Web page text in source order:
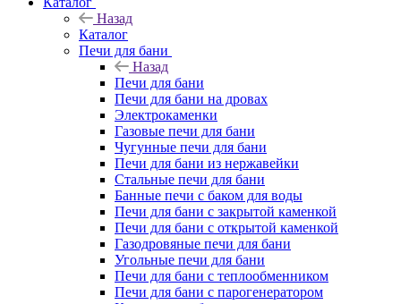
Назад
Каталог
Печи для бани
Назад
Печи для бани
Печи для бани на дровах
Электрокаменки
Газовые печи для бани
Чугунные печи для бани
Печи для бани из нержавейки
Стальные печи для бани
Банные печи с баком для воды
Печи для бани с закрытой каменкой
Печи для бани с открытой каменкой
Газодровяные печи для бани
Угольные печи для бани
Печи для бани с теплообменником
Печи для бани с парогенератором